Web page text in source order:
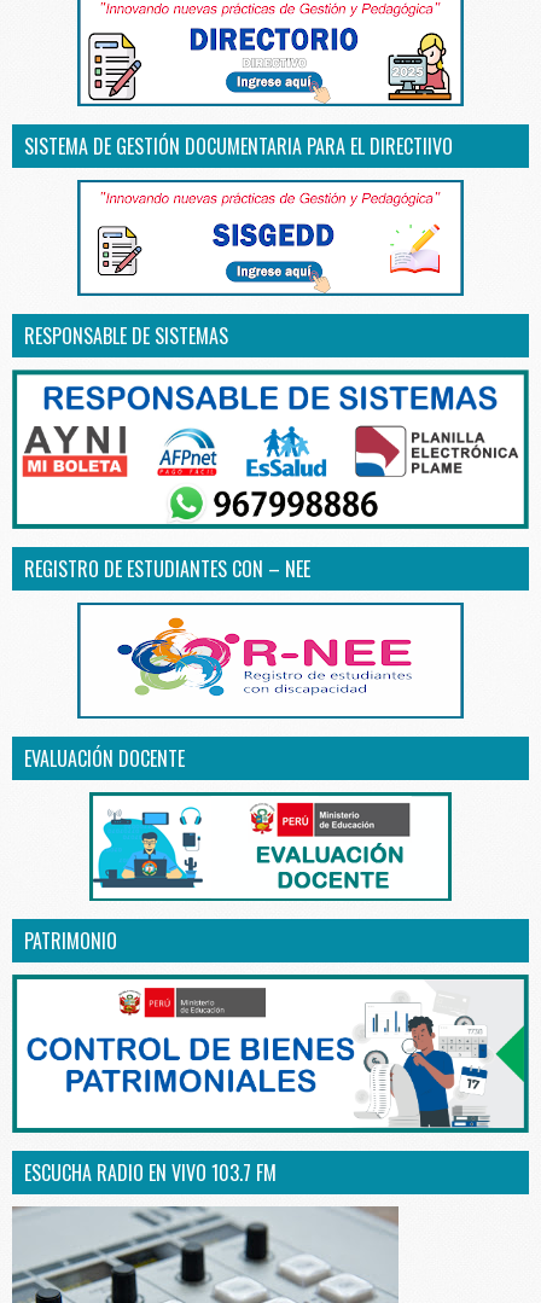
SISTEMA DE GESTIÓN DOCUMENTARIA PARA EL DIRECTIIVO
RESPONSABLE DE SISTEMAS
REGISTRO DE ESTUDIANTES CON – NEE
EVALUACIÓN DOCENTE
PATRIMONIO
ESCUCHA RADIO EN VIVO 103.7 FM